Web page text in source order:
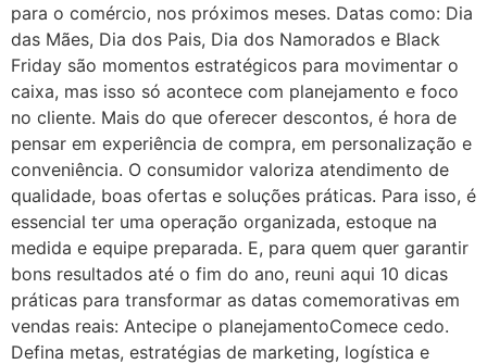
para o comércio, nos próximos meses. Datas como: Dia
das Mães, Dia dos Pais, Dia dos Namorados e Black
Friday são momentos estratégicos para movimentar o
caixa, mas isso só acontece com planejamento e foco
no cliente. Mais do que oferecer descontos, é hora de
pensar em experiência de compra, em personalização e
conveniência. O consumidor valoriza atendimento de
qualidade, boas ofertas e soluções práticas. Para isso, é
essencial ter uma operação organizada, estoque na
medida e equipe preparada. E, para quem quer garantir
bons resultados até o fim do ano, reuni aqui 10 dicas
práticas para transformar as datas comemorativas em
vendas reais: Antecipe o planejamentoComece cedo.
Defina metas, estratégias de marketing, logística e